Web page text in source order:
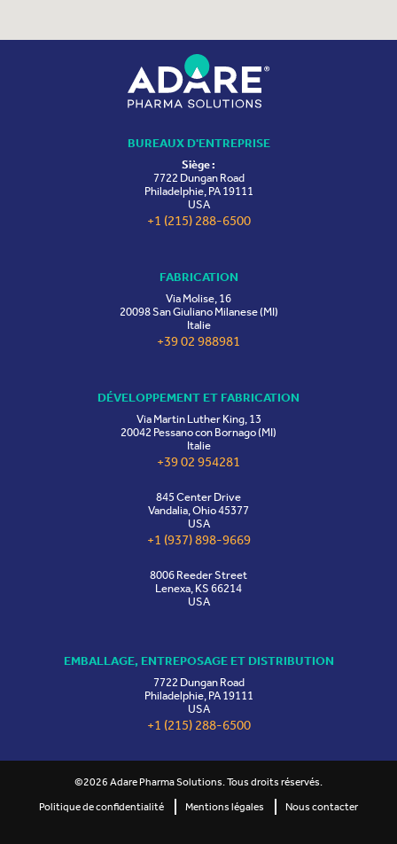
BUREAUX D'ENTREPRISE
Siège :
7722 Dungan Road
Philadelphie, PA 19111
USA
+1 (215) 288-6500
FABRICATION
Via Molise, 16
20098 San Giuliano Milanese (MI)
Italie
+39 02 988981
DÉVELOPPEMENT ET FABRICATION
Via Martin Luther King, 13
20042 Pessano con Bornago (MI)
Italie
+39 02 954281
845 Center Drive
Vandalia, Ohio 45377
USA
+1 (937) 898-9669
8006 Reeder Street
Lenexa, KS 66214
USA
EMBALLAGE, ENTREPOSAGE ET DISTRIBUTION
7722 Dungan Road
Philadelphie, PA 19111
USA
+1 (215) 288-6500
©2026 Adare Pharma Solutions. Tous droits réservés.
Politique de confidentialité
Mentions légales Nous contacter